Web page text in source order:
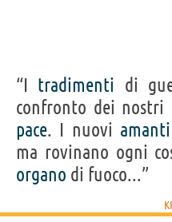
“I tradimenti di
confronto dei nostri
pace. I nuovi amanti
ma rovinano ogni
organo di fuoco...”